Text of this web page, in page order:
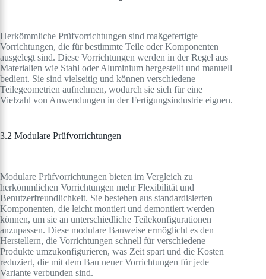
Herkömmliche Prüfvorrichtungen sind maßgefertigte
Vorrichtungen, die für bestimmte Teile oder Komponenten
ausgelegt sind. Diese Vorrichtungen werden in der Regel aus
Materialien wie Stahl oder Aluminium hergestellt und manuell
bedient. Sie sind vielseitig und können verschiedene
Teilegeometrien aufnehmen, wodurch sie sich für eine
Vielzahl von Anwendungen in der Fertigungsindustrie eignen.
3.2 Modulare Prüfvorrichtungen
Modulare Prüfvorrichtungen bieten im Vergleich zu
herkömmlichen Vorrichtungen mehr Flexibilität und
Benutzerfreundlichkeit. Sie bestehen aus standardisierten
Komponenten, die leicht montiert und demontiert werden
können, um sie an unterschiedliche Teilekonfigurationen
anzupassen. Diese modulare Bauweise ermöglicht es den
Herstellern, die Vorrichtungen schnell für verschiedene
Produkte umzukonfigurieren, was Zeit spart und die Kosten
reduziert, die mit dem Bau neuer Vorrichtungen für jede
Variante verbunden sind.